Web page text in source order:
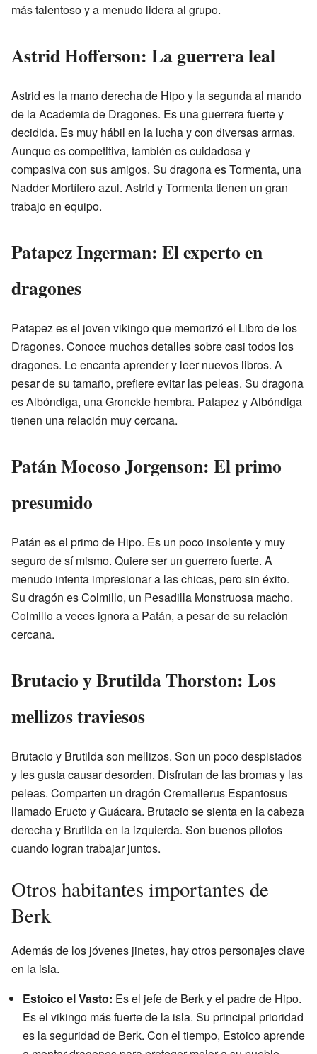
más talentoso y a menudo lidera al grupo.
Astrid Hofferson: La guerrera leal
Astrid es la mano derecha de Hipo y la segunda al mando
de la Academia de Dragones. Es una guerrera fuerte y
decidida. Es muy hábil en la lucha y con diversas armas.
Aunque es competitiva, también es cuidadosa y
compasiva con sus amigos. Su dragona es Tormenta, una
Nadder Mortífero azul. Astrid y Tormenta tienen un gran
trabajo en equipo.
Patapez Ingerman: El experto en
dragones
Patapez es el joven vikingo que memorizó el Libro de los
Dragones. Conoce muchos detalles sobre casi todos los
dragones. Le encanta aprender y leer nuevos libros. A
pesar de su tamaño, prefiere evitar las peleas. Su dragona
es Albóndiga, una Gronckle hembra. Patapez y Albóndiga
tienen una relación muy cercana.
Patán Mocoso Jorgenson: El primo
presumido
Patán es el primo de Hipo. Es un poco insolente y muy
seguro de sí mismo. Quiere ser un guerrero fuerte. A
menudo intenta impresionar a las chicas, pero sin éxito.
Su dragón es Colmillo, un Pesadilla Monstruosa macho.
Colmillo a veces ignora a Patán, a pesar de su relación
cercana.
Brutacio y Brutilda Thorston: Los
mellizos traviesos
Brutacio y Brutilda son mellizos. Son un poco despistados
y les gusta causar desorden. Disfrutan de las bromas y las
peleas. Comparten un dragón Cremallerus Espantosus
llamado Eructo y Guácara. Brutacio se sienta en la cabeza
derecha y Brutilda en la izquierda. Son buenos pilotos
cuando logran trabajar juntos.
Otros habitantes importantes de
Berk
Además de los jóvenes jinetes, hay otros personajes clave
en la isla.
Estoico el Vasto: Es el jefe de Berk y el padre de Hipo.
Es el vikingo más fuerte de la isla. Su principal prioridad
es la seguridad de Berk. Con el tiempo, Estoico aprende